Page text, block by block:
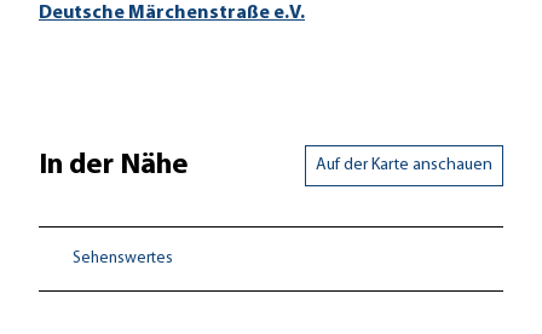
Deutsche Märchenstraße e.V.
In der Nähe Auf der Karte anschauen
Sehenswertes